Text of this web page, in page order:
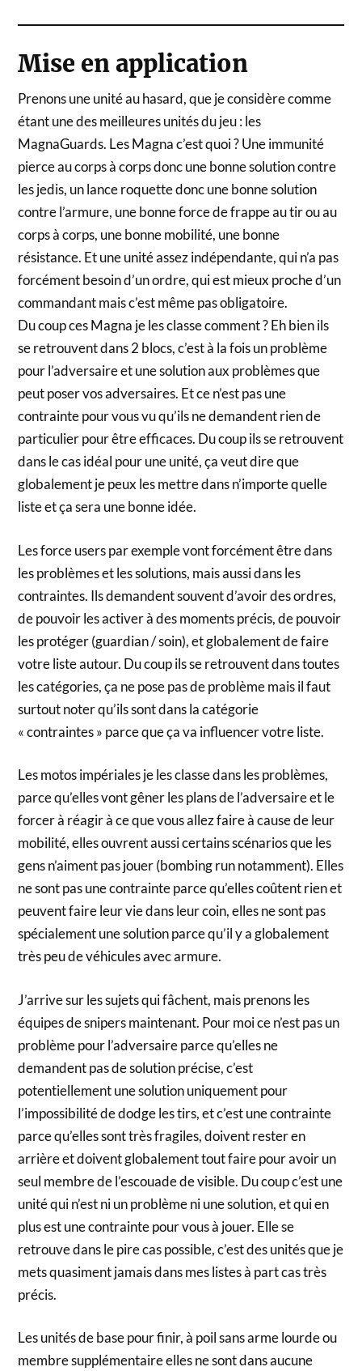
Mise en application
Prenons une unité au hasard, que je considère comme
étant une des meilleures unités du jeu : les
MagnaGuards. Les Magna c’est quoi ? Une immunité
pierce au corps à corps donc une bonne solution contre
les jedis, un lance roquette donc une bonne solution
contre l’armure, une bonne force de frappe au tir ou au
corps à corps, une bonne mobilité, une bonne
résistance. Et une unité assez indépendante, qui n’a pas
forcément besoin d’un ordre, qui est mieux proche d’un
commandant mais c’est même pas obligatoire.
Du coup ces Magna je les classe comment ? Eh bien ils
se retrouvent dans 2 blocs, c’est à la fois un problème
pour l’adversaire et une solution aux problèmes que
peut poser vos adversaires. Et ce n’est pas une
contrainte pour vous vu qu’ils ne demandent rien de
particulier pour être efficaces. Du coup ils se retrouvent
dans le cas idéal pour une unité, ça veut dire que
globalement je peux les mettre dans n’importe quelle
liste et ça sera une bonne idée.
Les force users par exemple vont forcément être dans
les problèmes et les solutions, mais aussi dans les
contraintes. Ils demandent souvent d’avoir des ordres,
de pouvoir les activer à des moments précis, de pouvoir
les protéger (guardian / soin), et globalement de faire
votre liste autour. Du coup ils se retrouvent dans toutes
les catégories, ça ne pose pas de problème mais il faut
surtout noter qu’ils sont dans la catégorie
« contraintes » parce que ça va influencer votre liste.
Les motos impériales je les classe dans les problèmes,
parce qu’elles vont gêner les plans de l’adversaire et le
forcer à réagir à ce que vous allez faire à cause de leur
mobilité, elles ouvrent aussi certains scénarios que les
gens n’aiment pas jouer (bombing run notamment). Elles
ne sont pas une contrainte parce qu’elles coûtent rien et
peuvent faire leur vie dans leur coin, elles ne sont pas
spécialement une solution parce qu’il y a globalement
très peu de véhicules avec armure.
J’arrive sur les sujets qui fâchent, mais prenons les
équipes de snipers maintenant. Pour moi ce n’est pas un
problème pour l’adversaire parce qu’elles ne
demandent pas de solution précise, c’est
potentiellement une solution uniquement pour
l’impossibilité de dodge les tirs, et c’est une contrainte
parce qu’elles sont très fragiles, doivent rester en
arrière et doivent globalement tout faire pour avoir un
seul membre de l’escouade de visible. Du coup c’est une
unité qui n’est ni un problème ni une solution, et qui en
plus est une contrainte pour vous à jouer. Elle se
retrouve dans le pire cas possible, c’est des unités que je
mets quasiment jamais dans mes listes à part cas très
précis.
Les unités de base pour finir, à poil sans arme lourde ou
membre supplémentaire elles ne sont dans aucune